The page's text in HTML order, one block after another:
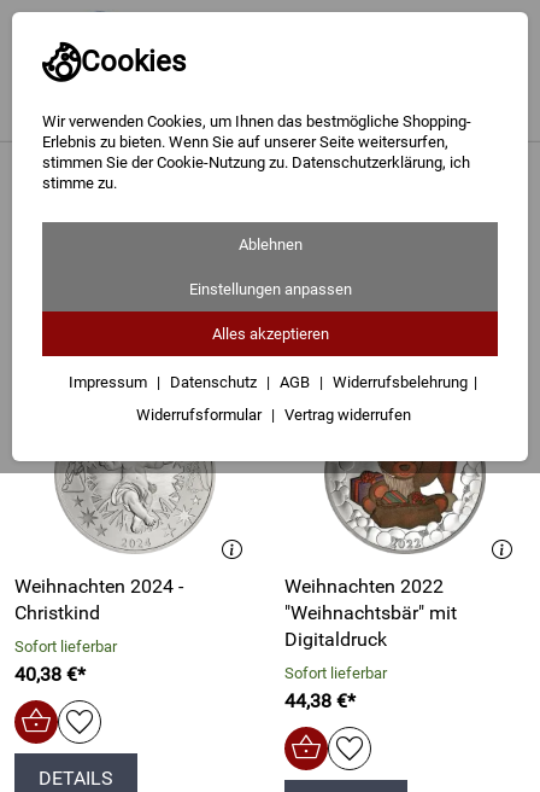
Cookies
Wir verwenden Cookies, um Ihnen das bestmögliche Shopping-
Erlebnis zu bieten. Wenn Sie auf unserer Seite weitersurfen,
stimmen Sie der Cookie-Nutzung zu. Datenschutzerklärung, ich
stimme zu.
Ablehnen
Einstellungen anpassen
Alles akzeptieren
Impressum Datenschutz AGB
Widerrufsbelehrung
Widerrufsformular
Vertrag widerrufen
Gold
Silber
Geschenke
Besuchen Sie uns
Karriere
Weihnachten 2023 - Im Stall von Bethlehem
Empfehlungen für Sie zu Weihnachten
2023 - Im Stall von Bethlehem
Weihnachten 2024 -
Christkind
Sofort lieferbar
40,38 €*
DETAILS
Weihnachten 2022
"Weihnachtsbär" mit
Digitaldruck
Sofort lieferbar
44,38 €*